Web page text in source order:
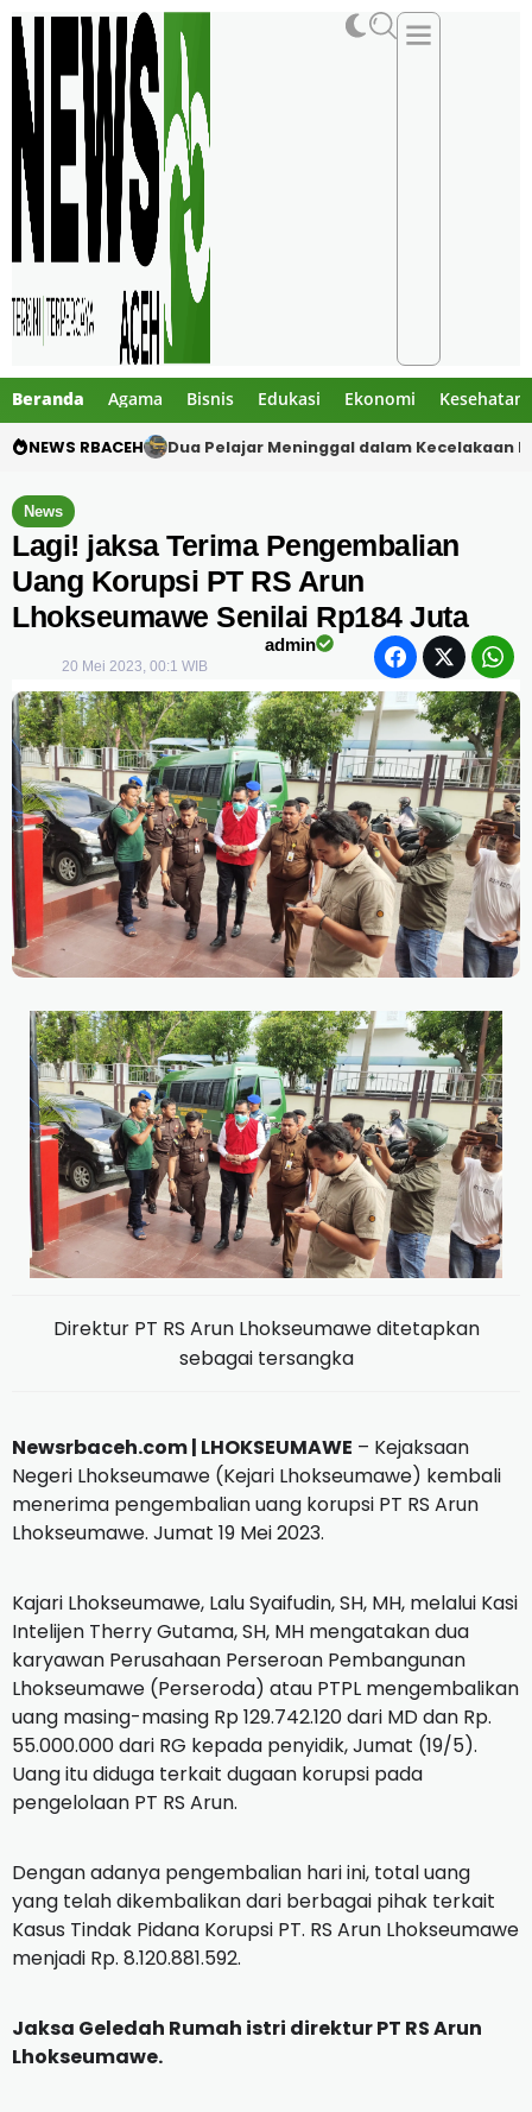
Beranda Agama Bisnis Edukasi Ekonomi Kesehatan
NEWS RBACEH Gibran Tegur Kadisdik Bireuen, Temukan 1
News
Lagi! jaksa Terima Pengembalian
Uang Korupsi PT RS Arun
Lhokseumawe Senilai Rp184 Juta
admin
20 Mei 2023, 00:1 WIB
Direktur PT RS Arun Lhokseumawe ditetapkan
sebagai tersangka
Newsrbaceh.com | LHOKSEUMAWE – Kejaksaan
Negeri Lhokseumawe (Kejari Lhokseumawe) kembali
menerima pengembalian uang korupsi PT RS Arun
Lhokseumawe. Jumat 19 Mei 2023.
Kajari Lhokseumawe, Lalu Syaifudin, SH, MH, melalui Kasi
Intelijen Therry Gutama, SH, MH mengatakan dua
karyawan Perusahaan Perseroan Pembangunan
Lhokseumawe (Perseroda) atau PTPL mengembalikan
uang masing-masing Rp 129.742.120 dari MD dan Rp.
55.000.000 dari RG kepada penyidik, Jumat (19/5).
Uang itu diduga terkait dugaan korupsi pada
pengelolaan PT RS Arun.
Dengan adanya pengembalian hari ini, total uang
yang telah dikembalikan dari berbagai pihak terkait
Kasus Tindak Pidana Korupsi PT. RS Arun Lhokseumawe
menjadi Rp. 8.120.881.592.
Jaksa Geledah Rumah istri direktur PT RS Arun
Lhokseumawe.